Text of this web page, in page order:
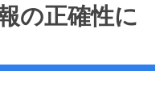
の正確性に